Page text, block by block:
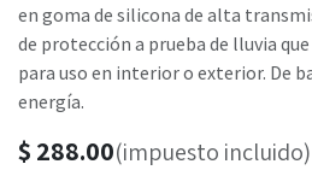
en goma de silicona de alta
de protección a prueba de lluvia
para uso en interior o exterior. De
energía.
$ 288.00(impuesto incluido)